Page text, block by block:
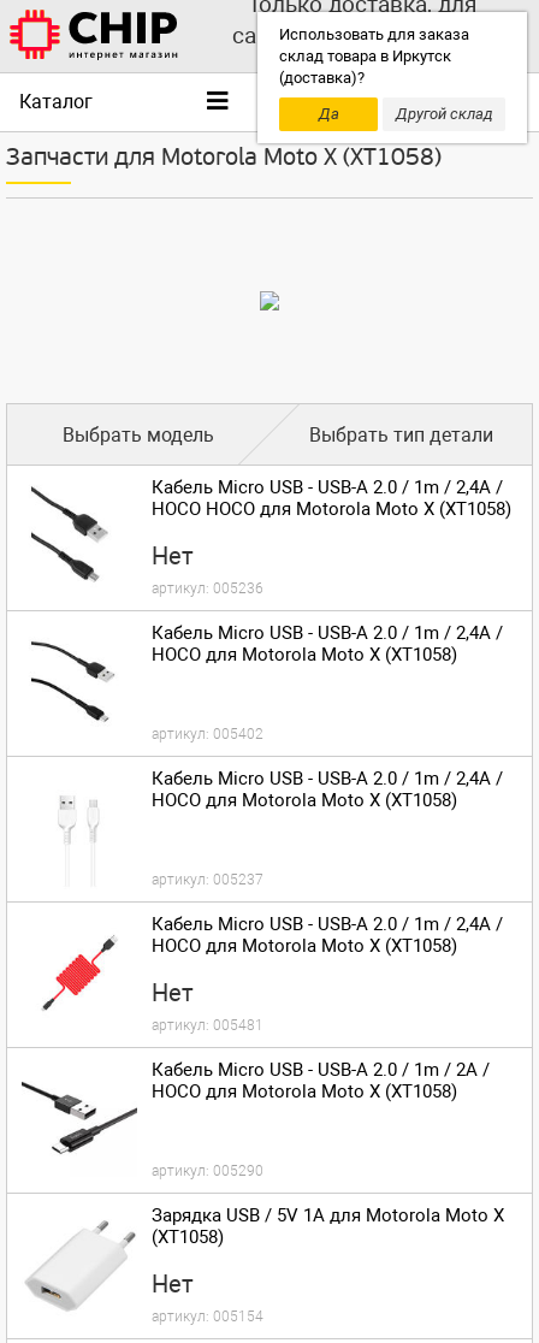
Использовать для заказа
склад товара в Иркутск
(доставка)?
Да
Другой склад
самовывоза выбирайте
другой склад!
Каталог
Запчасти для Motorola Moto X (XT1058)
Выбрать модель Выбрать тип детали
Кабель Micro USB - USB-A 2.0 / 1m / 2,4A /
HOCO HOCO для Motorola Moto X (XT1058)
Нет
артикул: 005236
Кабель Micro USB - USB-A 2.0 / 1m / 2,4A /
HOCO для Motorola Moto X (XT1058)
артикул: 005402
Кабель Micro USB - USB-A 2.0 / 1m / 2,4A /
HOCO для Motorola Moto X (XT1058)
артикул: 005237
Кабель Micro USB - USB-A 2.0 / 1m / 2,4A /
HOCO для Motorola Moto X (XT1058)
Нет
артикул: 005481
Кабель Micro USB - USB-A 2.0 / 1m / 2A /
HOCO для Motorola Moto X (XT1058)
артикул: 005290
Зарядка USB / 5V 1A для Motorola Moto X
(XT1058)
Нет
артикул: 005154